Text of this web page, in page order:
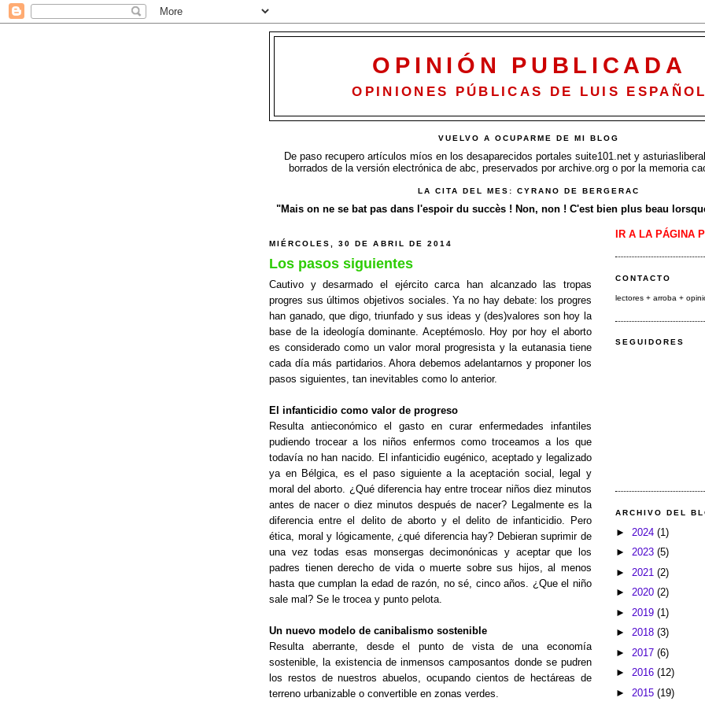
OPINIÓN PUBLICADA
OPINIONES PÚBLICAS DE LUIS
VUELVO A OCUPARME DE MI BLOG
De paso recupero artículos míos en los desaparecidos portales suite101.net y
borrados de la versión electrónica de abc, preservados por archive.org o por la memoria
LA CITA DEL MES: CYRANO DE BERGERAC
"Mais on ne se bat pas dans l'espoir du succès ! Non, non ! C'est bien plus beau
MIÉRCOLES, 30 DE ABRIL DE 2014
Los pasos siguientes
Cautivo y desarmado el ejército carca han alcanzado las tropas
progres sus últimos objetivos sociales. Ya no hay debate: los progres
han ganado, que digo, triunfado y sus ideas y (des)valores son hoy la
base de la ideología dominante. Aceptémoslo. Hoy por hoy el aborto
es considerado como un valor moral progresista y la eutanasia tiene
cada día más partidarios. Ahora debemos adelantarnos y proponer los
pasos siguientes, tan inevitables como lo anterior.
El infanticidio como valor de progreso
Resulta antieconómico el gasto en curar enfermedades infantiles
pudiendo trocear a los niños enfermos como troceamos a los que
todavía no han nacido. El infanticidio eugénico, aceptado y legalizado
ya en Bélgica, es el paso siguiente a la aceptación social, legal y
moral del aborto. ¿Qué diferencia hay entre trocear niños diez minutos
antes de nacer o diez minutos después de nacer? Legalmente es la
diferencia entre el delito de aborto y el delito de infanticidio. Pero
ética, moral y lógicamente, ¿qué diferencia hay? Debieran suprimir de
una vez todas esas monsergas decimonónicas y aceptar que los
padres tienen derecho de vida o muerte sobre sus hijos, al menos
hasta que cumplan la edad de razón, no sé, cinco años. ¿Que el niño
sale mal? Se le trocea y punto pelota.
Un nuevo modelo de canibalismo sostenible
Resulta aberrante, desde el punto de vista de una economía
sostenible, la existencia de inmensos camposantos donde se pudren
los restos de nuestros abuelos, ocupando cientos de hectáreas de
terreno urbanizable o convertible en zonas verdes.
IR A LA PÁGINA
CONTACTO
lectores + arroba +
SEGUIDORES
ARCHIVO DEL
► 2024 (1)
► 2023 (5)
► 2021 (2)
► 2020 (2)
► 2019 (1)
► 2018 (3)
► 2017 (6)
► 2016 (12)
► 2015 (19)